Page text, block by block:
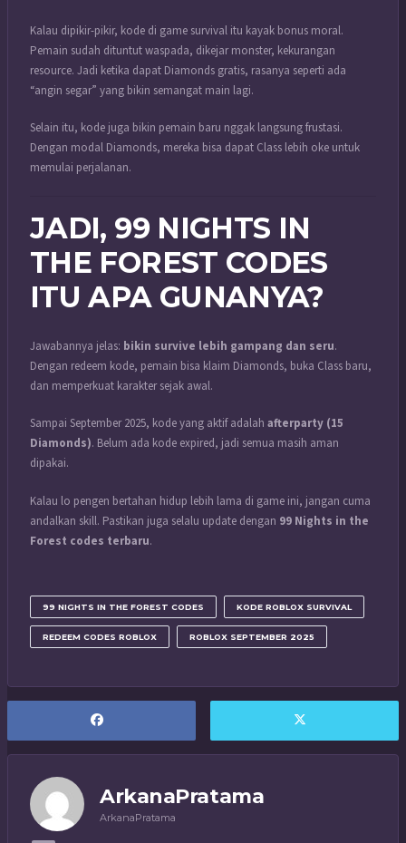
Kalau dipikir-pikir, kode di game survival itu kayak bonus moral.
Pemain sudah dituntut waspada, dikejar monster, kekurangan
resource. Jadi ketika dapat Diamonds gratis, rasanya seperti ada
“angin segar” yang bikin semangat main lagi.
Selain itu, kode juga bikin pemain baru nggak langsung frustasi.
Dengan modal Diamonds, mereka bisa dapat Class lebih oke untuk
memulai perjalanan.
JADI, 99 NIGHTS IN
THE FOREST CODES
ITU APA GUNANYA?
Jawabannya jelas: bikin survive lebih gampang dan seru.
Dengan redeem kode, pemain bisa klaim Diamonds, buka Class baru,
dan memperkuat karakter sejak awal.
Sampai September 2025, kode yang aktif adalah afterparty (15
Diamonds). Belum ada kode expired, jadi semua masih aman
dipakai.
Kalau lo pengen bertahan hidup lebih lama di game ini, jangan cuma
andalkan skill. Pastikan juga selalu update dengan 99 Nights in the
Forest codes terbaru.
99 NIGHTS IN THE FOREST CODES KODE ROBLOX SURVIVAL
REDEEM CODES ROBLOX ROBLOX SEPTEMBER 2025
ArkanaPratama
ArkanaPratama